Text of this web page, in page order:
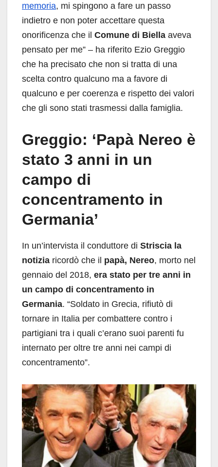
memoria, mi spingono a fare un passo
indietro e non poter accettare questa
onorificenza che il Comune di Biella aveva
pensato per me” – ha riferito Ezio Greggio
che ha precisato che non si tratta di una
scelta contro qualcuno ma a favore di
qualcuno e per coerenza e rispetto dei valori
che gli sono stati trasmessi dalla famiglia.
Greggio: ‘Papà Nereo è
stato 3 anni in un
campo di
concentramento in
Germania’
In un’intervista il conduttore di Striscia la
notizia ricordò che il papà, Nereo, morto nel
gennaio del 2018, era stato per tre anni in
un campo di concentramento in
Germania. “Soldato in Grecia, rifiutò di
tornare in Italia per combattere contro i
partigiani tra i quali c’erano suoi parenti fu
internato per oltre tre anni nei campi di
concentramento”.